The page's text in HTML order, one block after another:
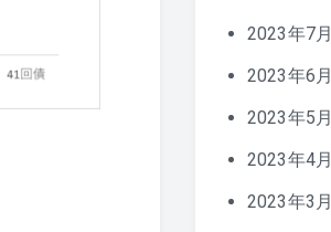
2023年7月
2023年6月
2023年5月
2023年4月
2023年3月